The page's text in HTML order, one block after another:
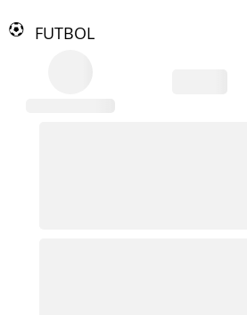
FUTBOL